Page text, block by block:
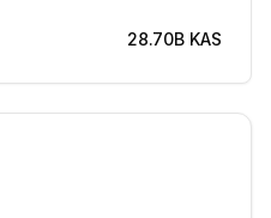
28.70B KAS